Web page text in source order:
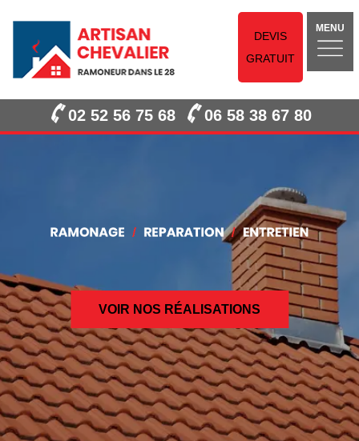
DEVIS
GRATUIT
MENU
02 52 56 75 68 06 58 38 67 80
VOIR NOS RÉALISATIONS